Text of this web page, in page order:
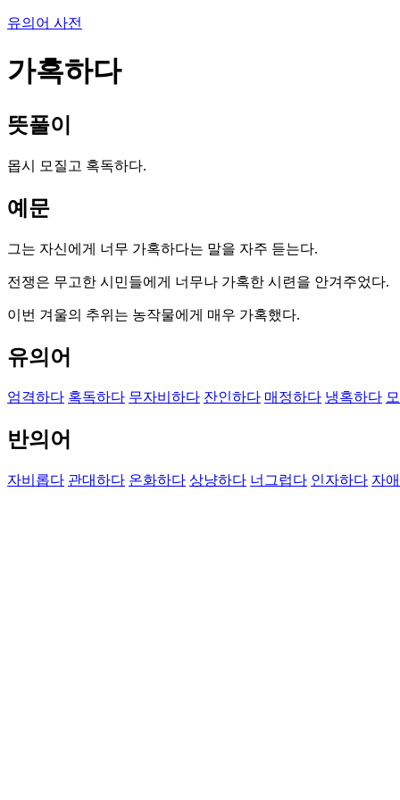
유의어 사전
가혹하다
뜻풀이
몹시 모질고 혹독하다.
예문
그는 자신에게 너무 가혹하다는 말을 자주 듣는다.
전쟁은 무고한 시민들에게 너무나 가혹한 시련을 안겨주었다.
이번 겨울의 추위는 농작물에게 매우 가혹했다.
유의어
엄격하다 혹독하다 무자비하다 잔인하다 매정하다 냉혹하다
반의어
자비롭다 관대하다 온화하다 상냥하다 너그럽다 인자하다 자